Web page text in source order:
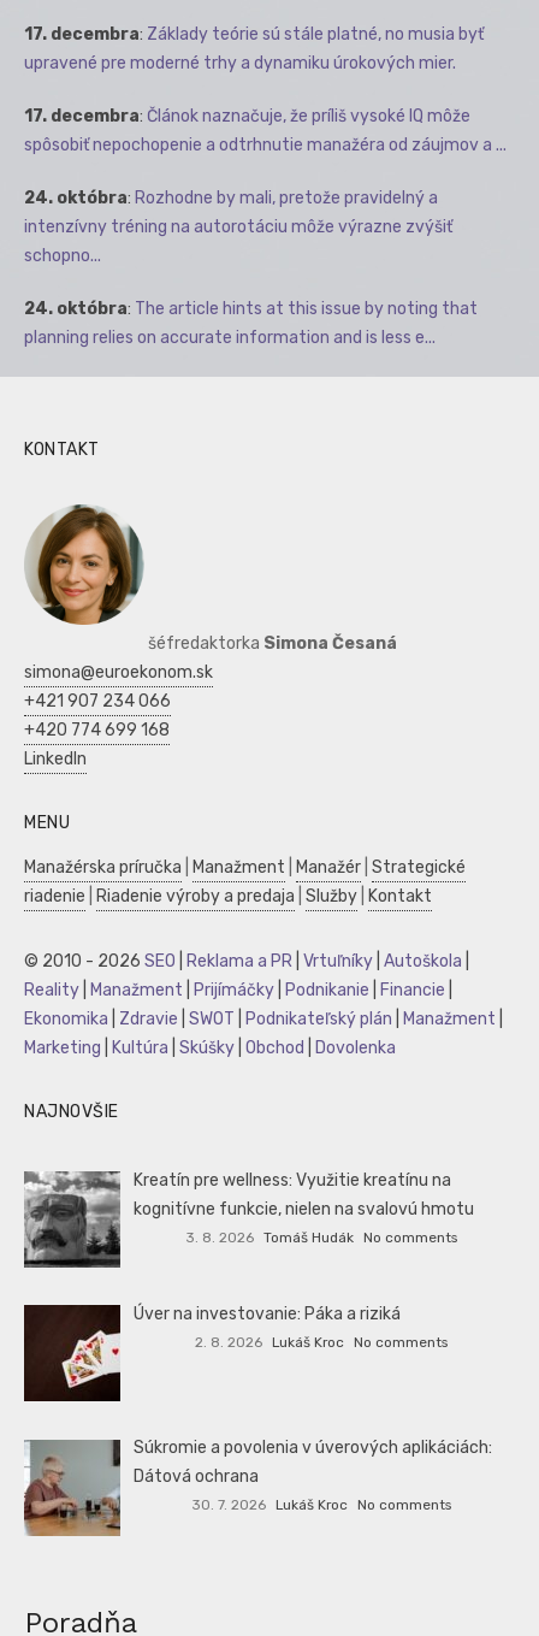
17. decembra: Základy teórie sú stále platné, no musia byť
upravené pre moderné trhy a dynamiku úrokových mier.
17. decembra: Článok naznačuje, že príliš vysoké IQ môže
spôsobiť nepochopenie a odtrhnutie manažéra od záujmov a ...
24. októbra: Rozhodne by mali, pretože pravidelný a
intenzívny tréning na autorotáciu môže výrazne zvýšiť
schopno...
24. októbra: The article hints at this issue by noting that
planning relies on accurate information and is less e...
KONTAKT
šéfredaktorka Simona Česaná
simona@euroekonom.sk
+421 907 234 066
+420 774 699 168
LinkedIn
MENU
Manažérska príručka Manažment Manažér Strategické
riadenie
Riadenie výroby a predaja Služby Kontakt
© 2010 - 2026 SEO Reklama a PR Vrtuľníky Autoškola
Reality
Manažment Prijímáčky Podnikanie Financie
Ekonomika
Zdravie SWOT Podnikateľský plán Manažment
Marketing
Kultúra Skúšky Obchod Dovolenka
NAJNOVŠIE
Kreatín pre wellness: Využitie kreatínu na
kognitívne funkcie, nielen na svalovú hmotu
3. 8. 2026 Tomáš Hudák No comments
Úver na investovanie: Páka a riziká
2. 8. 2026 Lukáš Kroc No comments
Súkromie a povolenia v úverových aplikáciách:
Dátová ochrana
30. 7. 2026 Lukáš Kroc No comments
Poradňa